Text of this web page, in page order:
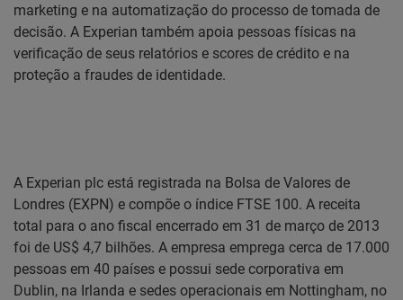
marketing e na automatização do processo de tomada de
decisão. A Experian também apoia pessoas físicas na
verificação de seus relatórios e scores de crédito e na
proteção a fraudes de identidade.
A Experian plc está registrada na Bolsa de Valores de
Londres (EXPN) e compõe o índice FTSE 100. A receita
total para o ano fiscal encerrado em 31 de março de 2013
foi de US$ 4,7 bilhões. A empresa emprega cerca de 17.000
pessoas em 40 países e possui sede corporativa em
Dublin, na Irlanda e sedes operacionais em Nottingham, no